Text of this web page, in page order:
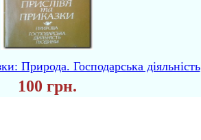
Природа. Господарська діяльність
100 грн.